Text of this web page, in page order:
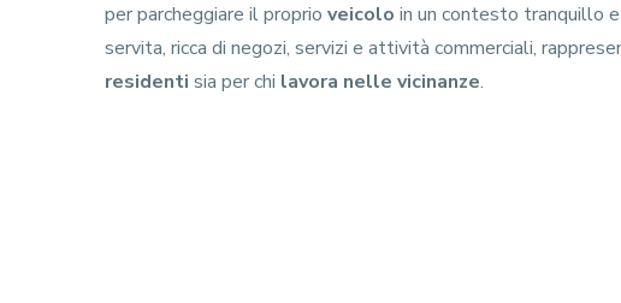
per parcheggiare il proprio veicolo in un contesto tranquillo
servita, ricca di negozi, servizi e attività commerciali,
residenti sia per chi lavora nelle vicinanze.